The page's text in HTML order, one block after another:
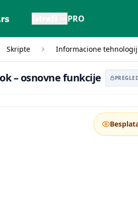
page PRO
Skripte Informacione
– osnovne funkcije